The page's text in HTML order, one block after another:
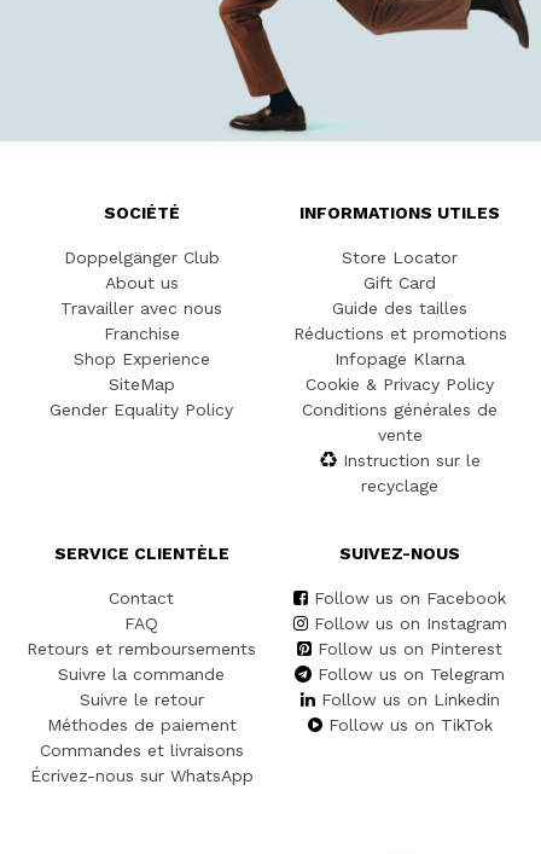
SOCIÉTÉ
Doppelgänger Club
About us
Travailler avec nous
Franchise
Shop Experience
SiteMap
Gender Equality Policy
INFORMATIONS UTILES
Store Locator
Gift Card
Guide des tailles
Réductions et promotions
Infopage Klarna
Cookie & Privacy Policy
Conditions générales de
vente
Instruction sur le
recyclage
SERVICE CLIENTÈLE
Contact
FAQ
Retours et remboursements
Suivre la commande
Suivre le retour
Méthodes de paiement
Commandes et livraisons
Écrivez-nous sur WhatsApp
SUIVEZ-NOUS
Follow us on Facebook
Follow us on Instagram
Follow us on Pinterest
Follow us on Telegram
Follow us on Linkedin
Follow us on TikTok